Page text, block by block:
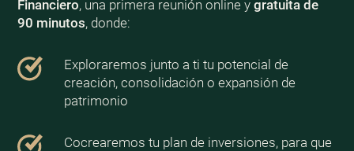
Financiero, una primera reunión online y gratuita de
90 minutos, donde:
Exploraremos junto a ti tu potencial de
creación, consolidación o expansión de
patrimonio
Cocrearemos tu plan de inversiones, para que